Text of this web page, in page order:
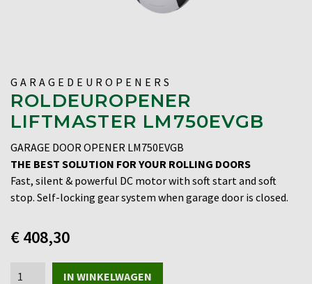
GARAGEDEUROPENERS
ROLDEUROPENER
LIFTMASTER LM750EVGB
GARAGE DOOR OPENER LM750EVGB
THE BEST SOLUTION FOR YOUR ROLLING DOORS
Fast, silent & powerful DC motor with soft start and soft
stop. Self-locking gear system when garage door is closed.
€408,30
RoldeuropenerIN WINKELWAGEN